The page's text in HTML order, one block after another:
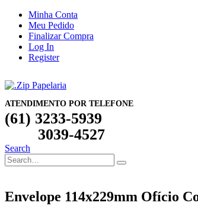
Minha Conta
Meu Pedido
Finalizar Compra
Log In
Register
ATENDIMENTO POR TELEFONE
(61) 3233-5939
3039-4527
Search
Envelope 114x229mm Ofício